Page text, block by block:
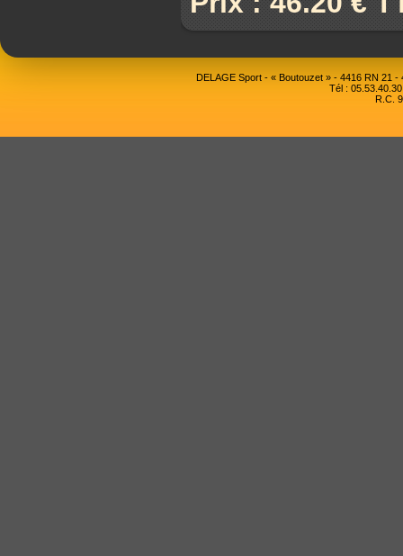
DELAGE Sport - « Boutouzet » - 4416 RN 21
Tél :
R.C.